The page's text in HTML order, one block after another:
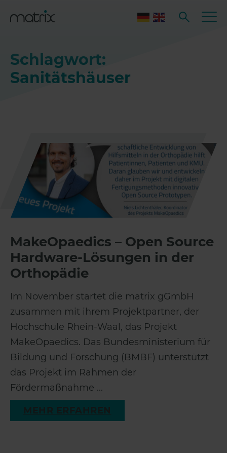
Schlagwort:
Sanitätshäuser
MakeOpaedics – Open Source
Hardware-Lösungen in der
Orthopädie
Im November startet die matrix gGmbH
zusammen mit ihrem Projektpartner, der
Hochschule Rhein-Waal, das Projekt
MakeOpaedics. Das Bundesministerium für
Bildung und Forschung (BMBF) unterstützt
das Projekt im Rahmen der
Fördermaßnahme ...